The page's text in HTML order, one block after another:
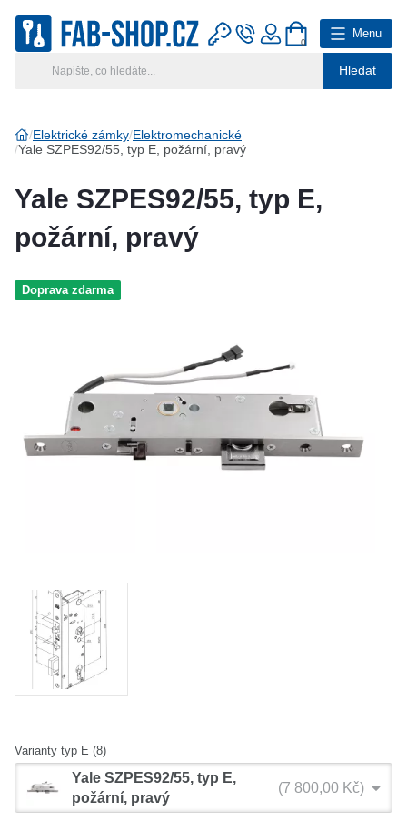
Hledat
0
Menu
Hlavní kategorie
Klíčové systémy
Katalog
O nás
Elektrické zámky Elektromechanické
Yale SZPES92/55, typ E, požární, pravý
Yale SZPES92/55, typ E,
požární, pravý
Doprava zdarma
Varianty typ E (8)
Yale SZPES92/55, typ E,
požární, pravý
7 800,00 Kč